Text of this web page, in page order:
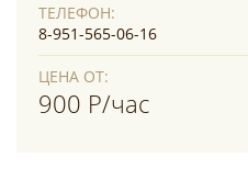
ТЕЛЕФОН:
8-951-565-06-16
ЦЕНА ОТ:
900 Р/час